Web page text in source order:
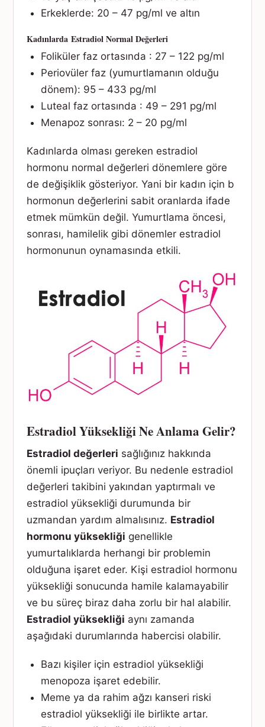
Erkeklerde: 20 – 47 pg/ml ve altın
Kadınlarda Estradiol Normal Değerleri
Foliküler faz ortasında : 27 – 122 pg/ml
Periovüler faz (yumurtlamanın olduğu
dönem): 95 – 433 pg/ml
Luteal faz ortasında : 49 – 291 pg/ml
Menapoz sonrası: 2 – 20 pg/ml
Kadınlarda olması gereken estradiol
hormonu normal değerleri dönemlere göre
de değişiklik gösteriyor. Yani bir kadın için b
hormonun değerlerini sabit oranlarda ifade
etmek mümkün değil. Yumurtlama öncesi,
sonrası, hamilelik gibi dönemler estradiol
hormonunun oynamasında etkili.
Estradiol Yüksekliği Ne Anlama Gelir?
Estradiol değerleri sağlığınız hakkında
önemli ipuçları veriyor. Bu nedenle estradiol
değerleri takibini yakından yaptırmalı ve
estradiol yüksekliği durumunda bir
uzmandan yardım almalısınız. Estradiol
hormonu yüksekliği genellikle
yumurtalıklarda herhangi bir problemin
olduğuna işaret eder. Kişi estradiol hormonu
yüksekliği sonucunda hamile kalamayabilir
ve bu süreç biraz daha zorlu bir hal alabilir.
Estradiol yüksekliği aynı zamanda
aşağıdaki durumlarında habercisi olabilir.
Bazı kişiler için estradiol yüksekliği
menopoza işaret edebilir.
Meme ya da rahim ağzı kanseri riski
estradiol yüksekliği ile birlikte artar.